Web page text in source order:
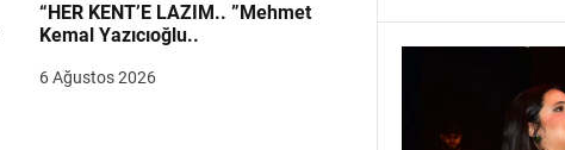
“HER KENT’E LAZIM.. ”Mehmet
Kemal Yazıcıoğlu..
6 Ağustos 2026